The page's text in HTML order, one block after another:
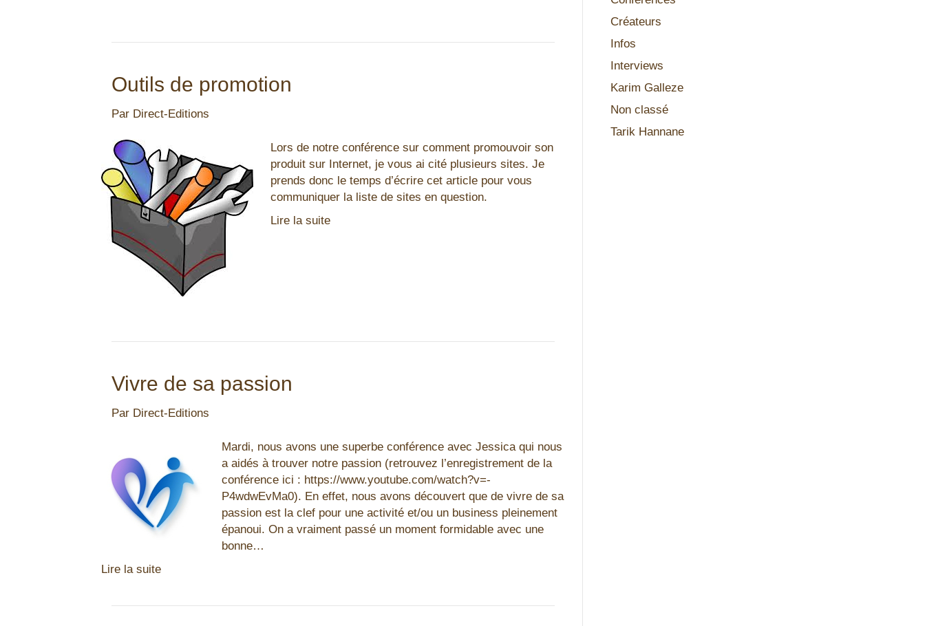
Outils de promotion
Par Direct-Editions
Lors de notre conférence sur comment promouvoir son
produit sur Internet, je vous ai cité plusieurs sites. Je
prends donc le temps d’écrire cet article pour vous
communiquer la liste de sites en question.
Lire la suite
Vivre de sa passion
Par Direct-Editions
Mardi, nous avons une superbe conférence avec Jessica qui nous
a aidés à trouver notre passion (retrouvez l’enregistrement de la
conférence ici : https://www.youtube.com/watch?v=-
P4wdwEvMa0). En effet, nous avons découvert que de vivre de sa
passion est la clef pour une activité et/ou un business pleinement
épanoui. On a vraiment passé un moment formidable avec une
bonne…
Lire la suite
Créateurs
Infos
Interviews
Karim Galleze
Non classé
Tarik Hannane